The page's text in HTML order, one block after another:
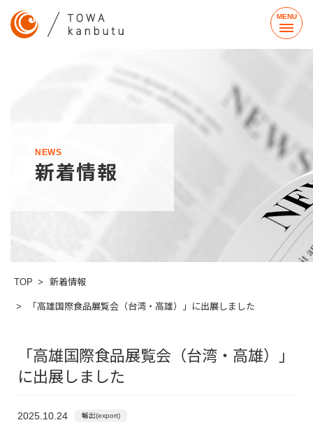
MENU
NEWS
新着情報
TOP 新着情報
「高雄国際食品展覧会（台湾・高雄）」に出展しました
「高雄国際食品展覧会（台湾・高雄）」
に出展しました
2025.10.24 輸出(export)